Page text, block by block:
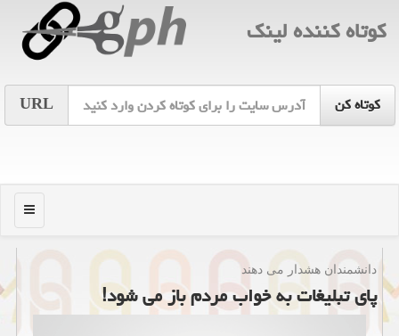
كوتاه كننده لینك
URL
منو
دانشمندان هشدار می دهند
پای تبلیغات به خواب مردم باز می شود!